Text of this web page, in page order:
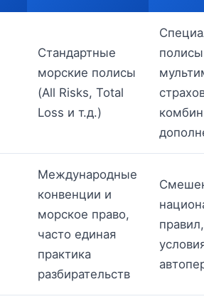
Стандартные
морские полисы
(All Risks, Total
Loss и т.д.)
полисы
Международные
конвенции и
морское право,
часто единая
практика
разбирательств